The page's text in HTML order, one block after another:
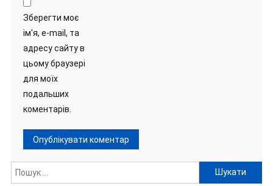
Зберегти моє
ім'я, e-mail, та
адресу сайту в
цьому браузері
для моїх
подальших
коментарів.
Пошук: